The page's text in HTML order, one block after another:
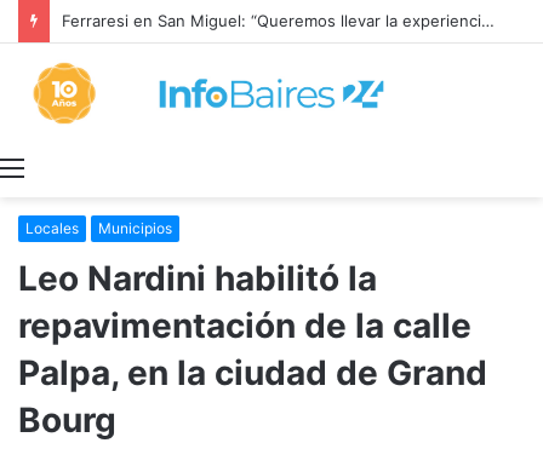
Ferraresi en San Miguel: “Queremos llevar la experiencia de lo que hicimos a cada rincón de la provincia”
Locales Municipios
Leo Nardini habilitó la
repavimentación de la calle
Palpa, en la ciudad de Grand
Bourg